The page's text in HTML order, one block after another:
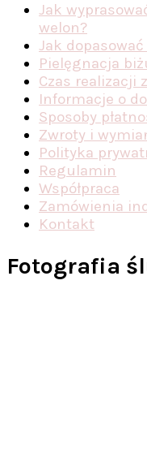
Jak
welon?
Jak
Pielęgnacja
Czas realizacji
Informacje o
Sposoby
Zwroty i
Polityka
Regulamin
Współpraca
Zamówienia
Kontakt
Fotografia